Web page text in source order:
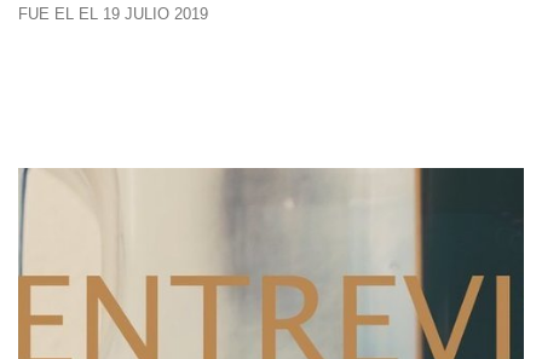
FUE EL EL 19 JULIO 2019